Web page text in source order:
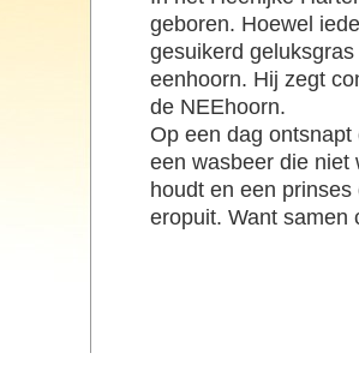
geboren. Hoewel
gesuikerd
eenhoorn. Hij zegt
de NEEhoorn.
Op een dag
een wasbeer die niet
houdt en een
eropuit. Want samen